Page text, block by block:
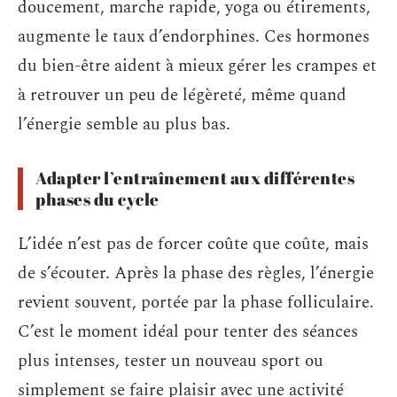
doucement, marche rapide, yoga ou étirements,
augmente le taux d’endorphines. Ces hormones
du bien-être aident à mieux gérer les crampes et
à retrouver un peu de légèreté, même quand
l’énergie semble au plus bas.
Adapter l’entraînement aux différentes
phases du cycle
L’idée n’est pas de forcer coûte que coûte, mais
de s’écouter. Après la phase des règles, l’énergie
revient souvent, portée par la phase folliculaire.
C’est le moment idéal pour tenter des séances
plus intenses, tester un nouveau sport ou
simplement se faire plaisir avec une activité